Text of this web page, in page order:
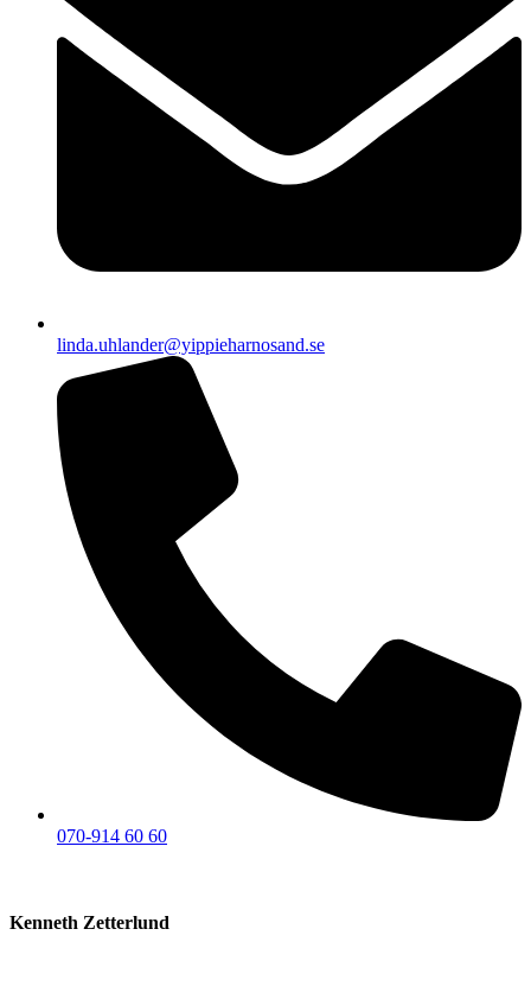
linda.uhlander@yippieharnosand.se
070-914 60 60
Kenneth Zetterlund